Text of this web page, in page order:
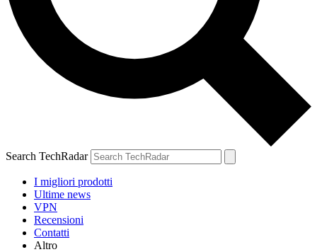
Search TechRadar
I migliori prodotti
Ultime news
VPN
Recensioni
Contatti
Altro